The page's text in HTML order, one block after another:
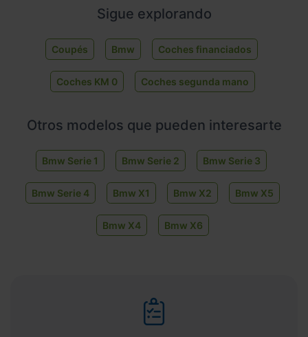
Sigue explorando
Coupés Bmw Coches financiados
Coches KM 0 Coches segunda mano
Otros modelos que pueden interesarte
Bmw Serie 1 Bmw Serie 2 Bmw Serie 3
Bmw Serie 4 Bmw X1 Bmw X2 Bmw X5
Bmw X4 Bmw X6